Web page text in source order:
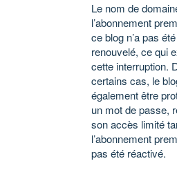
Le nom de
l’abonnement
ce blog n’a pas été
renouvelé, ce qui
cette interruption.
certains cas, le
également être
un mot de passe,
son accès limité
l’abonnement
pas été réactivé.